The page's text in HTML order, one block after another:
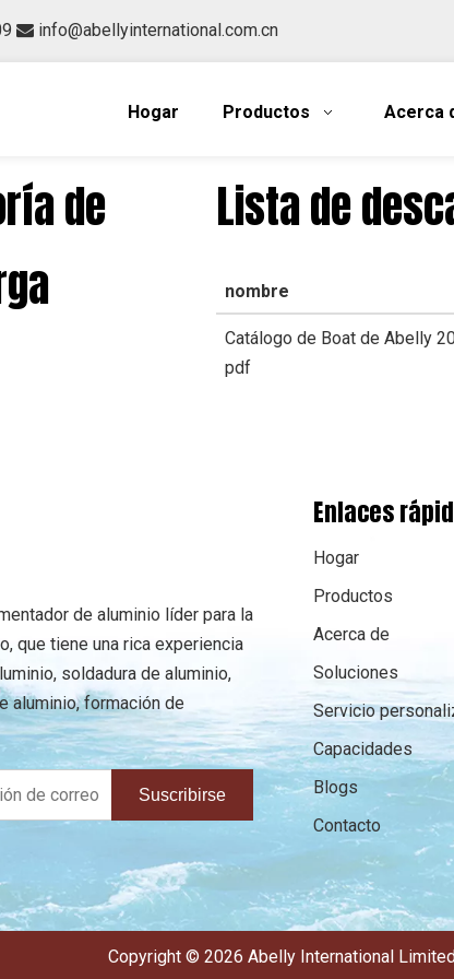
 info@abellyinternational.com.cn
Hogar Productos Acerca
de
Lista de
nombre
Catálogo de Boat de Abelly
pdf
de aluminio líder para la
que tiene una rica experiencia
soldadura de aluminio,
aluminio, formación de
Suscribirse
Enlaces
Hogar
Productos
Acerca de
Soluciones
Servicio
Capacidades
Blogs
Contacto
Copyright © 2026 Abelly International